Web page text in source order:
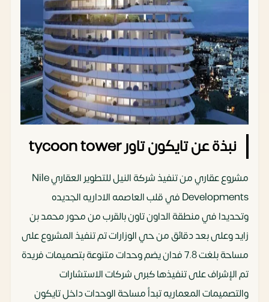
نبذة عن تايكون تاور tycoon tower
مشروع عقاري من تنفيذ شركة النيل للتطوير العقاري Nile
Developments في قلب العاصمه الاداريه الجديده
وتحديدا في منطقة الداون تاون بالقرب من محور محمد بن
زايد وعلى بعد دقائق من حي الوزارات تم تنفيذ المشروع على
مساحة بلغت 7.8 فدان يضم وحدات متنوعة بتصميمات فريدة
تم الإشراف على تنفيذها كبرى شركات الاستشارات
والتصميمات المعماريه تبدأ مساحة الوحدات داخل تايكون